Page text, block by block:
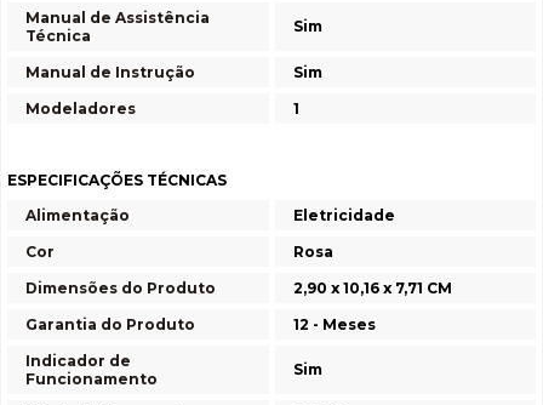
Manual de Assistência
Técnica
Sim
Manual de Instrução
Sim
Modeladores
1
ESPECIFICAÇÕES TÉCNICAS
Alimentação
Eletricidade
Cor
Rosa
Dimensões do Produto
2,90 x 10,16 x 7,71 CM
Garantia do Produto
12 - Meses
Indicador de
Funcionamento
Sim